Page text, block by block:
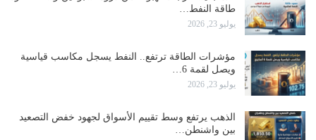
طاقة النفط…
يوليو 23, 2026
مؤشرات الطاقة ترتفع.. النفط يسجل مكاسب قياسية
ويصل لقمة 6…
يوليو 23, 2026
الذهب يرتفع وسط تقييم الأسواق لجهود خفض التصعيد
بين واشنطن…